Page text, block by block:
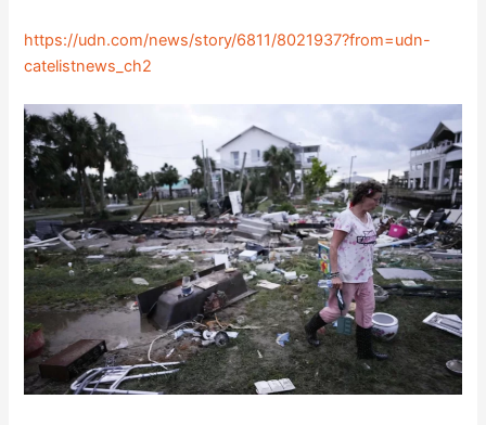
https://udn.com/news/story/6811/8021937?from=udn-
catelistnews_ch2